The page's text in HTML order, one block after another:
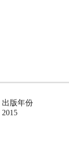
出版年份
2015